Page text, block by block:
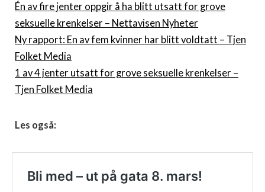
Én av fire jenter oppgir å ha blitt utsatt for grove
seksuelle krenkelser – Nettavisen Nyheter
Ny rapport: En av fem kvinner har blitt voldtatt – Tjen
Folket Media
1 av 4 jenter utsatt for grove seksuelle krenkelser –
Tjen Folket Media
Les også: